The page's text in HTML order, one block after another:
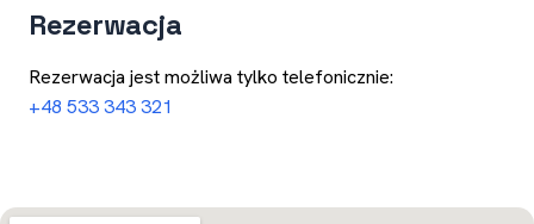
Rezerwacja
Rezerwacja jest możliwa tylko telefonicznie:
+48 533 343 321